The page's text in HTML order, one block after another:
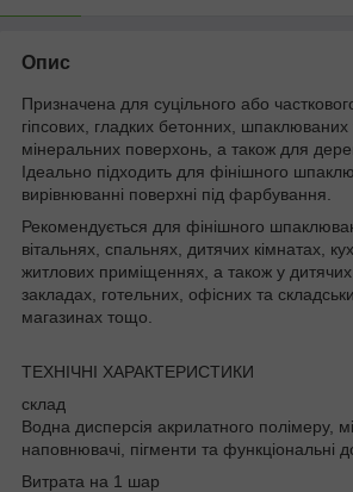
Опис
Призначена для суцільного або
гіпсових, гладких бетонних, шпаклюваних
мінеральних поверхонь, а також для
Ідеально підходить для фінішного
вирівнюванні поверхні під фарбування.
Рекомендується для фінішного
вітальнях, спальнях, дитячих кімнатах,
житлових приміщеннях, а також у
закладах, готельних, офісних та
магазинах тощо.
ТЕХНІЧНІ ХАРАКТЕРИСТИКИ
склад
Водна дисперсія акрилатного полімеру,
наповнювачі, пігменти та функціональні
Витрата на 1 шар